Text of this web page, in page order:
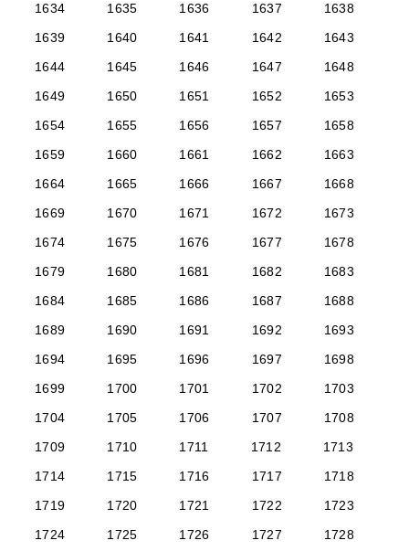
1634
1635 1636 1637
1638
1639
1640 1641 1642
1643
1644
1645 1646 1647
1648
1649
1650 1651 1652
1653
1654
1655 1656 1657
1658
1659
1660 1661 1662
1663
1664
1665 1666 1667
1668
1669
1670 1671 1672
1673
1674
1675 1676 1677
1678
1679
1680 1681 1682
1683
1684
1685 1686 1687
1688
1689
1690 1691 1692
1693
1694
1695 1696 1697
1698
1699
1700 1701 1702
1703
1704
1705 1706 1707
1708
1709
1710 1711 1712
1713
1714
1715 1716 1717
1718
1719
1720 1721 1722
1723
1724
1725 1726 1727
1728